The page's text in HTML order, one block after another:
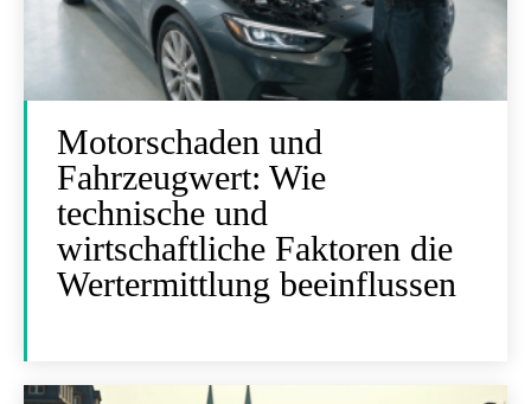
Motorschaden und
Fahrzeugwert: Wie
technische und
wirtschaftliche Faktoren die
Wertermittlung beeinflussen